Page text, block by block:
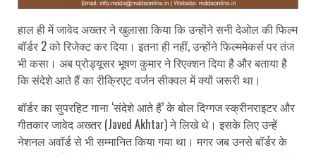
हाल ही में जावेद अख्तर ने खुलासा किया कि उन्होंने सनी देओल की फिल्म
बॉर्डर 2 को रिजेक्ट कर दिया। इतना ही नहीं, उन्होंने फिल्ममेकर्स पर तंज
भी कसा। अब प्रोड्यूसर भूषण कुमार ने रिएक्शन दिया है और बताया है
कि संदेशे आते हैं का रीक्रिएट वर्जन सीक्वल में क्यों जरूरी था।
बॉर्डर का सुपरहिट गाना ‘संदेशे आते हैं’ के बोल दिग्गज स्क्रीनराइटर और
गीतकार जावेद अख्तर (Javed Akhtar) ने लिखे थे। इसके लिए उन्हें
नेशनल अवॉर्ड से भी सम्मानित किया गया था। मगर जब उनसे बॉर्डर के